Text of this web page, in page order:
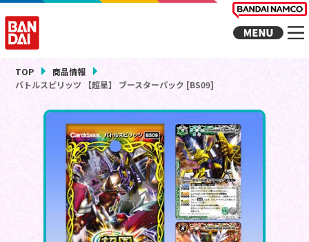
TOP
商品情報
バトルスピリッツ 【超星】 ブースターパック [BS09]